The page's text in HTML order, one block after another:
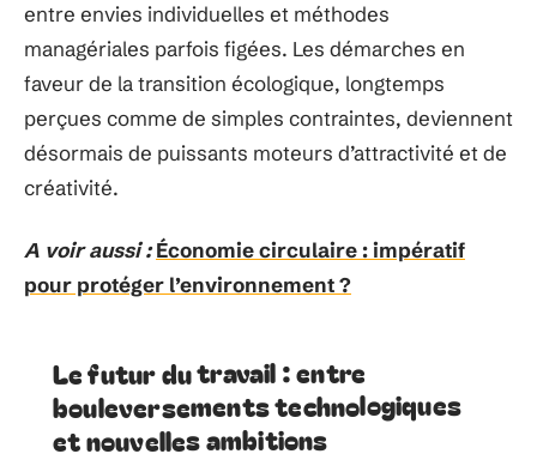
entre envies individuelles et méthodes
managériales parfois figées. Les démarches en
faveur de la transition écologique, longtemps
perçues comme de simples contraintes, deviennent
désormais de puissants moteurs d’attractivité et de
créativité.
A voir aussi : Économie circulaire : impératif
pour protéger l’environnement ?
Le futur du travail : entre
bouleversements technologiques
et nouvelles ambitions